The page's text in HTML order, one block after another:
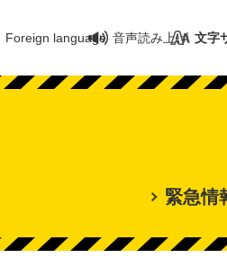
Foreign language 音声読み上げ 文字
緊急情